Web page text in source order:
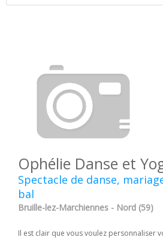
Ophélie Danse et
Spectacle de danse,
bal
Bruille-lez-Marchiennes - Nord (59)
Il est clair que vous voulez personnaliser